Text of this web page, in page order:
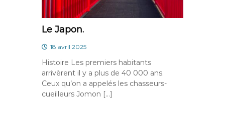
Le Japon.
18 avril 2025
Histoire Les premiers habitants
arrivèrent il y a plus de 40 000 ans.
Ceux qu’on a appelés les chasseurs-
cueilleurs Jomon […]